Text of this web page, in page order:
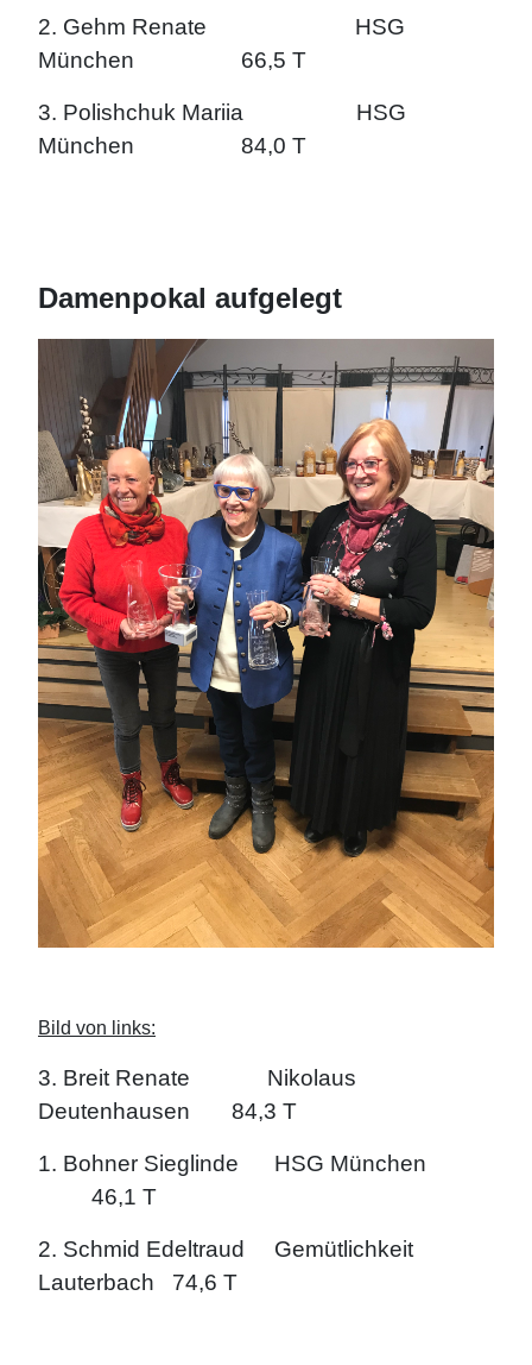
2. Gehm Renate HSG
München 66,5 T
3. Polishchuk Mariia HSG
München 84,0 T
Damenpokal aufgelegt
Bild von links:
3. Breit Renate Nikolaus
Deutenhausen 84,3 T
1. Bohner Sieglinde HSG München
46,1 T
2. Schmid Edeltraud Gemütlichkeit
Lauterbach 74,6 T